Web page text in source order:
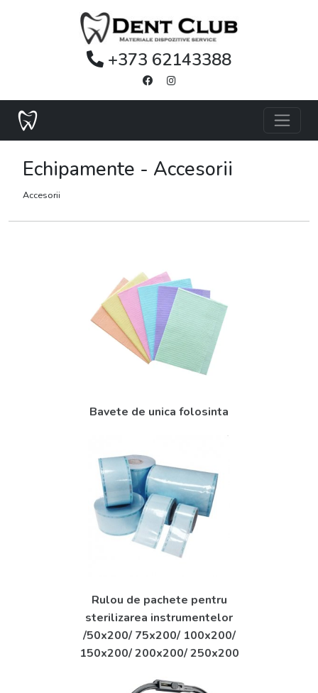
+373 62143388
Echipamente - Accesorii
Accesorii
Bavete de unica folosinta
Rulou de pachete pentru
sterilizarea instrumentelor
/50x200/ 75x200/ 100x200/
150x200/ 200x200/ 250x200